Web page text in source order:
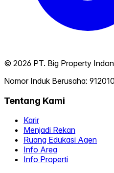
© 2026 PT. Big Property
Nomor Induk Berusaha:
Tentang Kami
Karir
Menjadi Rekan
Ruang Edukasi Agen
Info Area
Info Properti